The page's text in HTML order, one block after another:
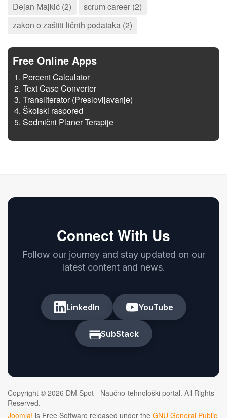
Dejan Majkić (2)
scrum career (2)
zakon o zaštiti ličnih podataka (2)
Free Online Apps
Percent Calculator
Text Case Converter
Transliterator (Preslovljavanje)
Školski raspored
Sedmični Planer Terapije
Connect With Us
Follow our journey and stay updated on our
latest content and news.
LinkedIn YouTube
SubStack
Copyright © 2026 DM Spot - Naučno-tehnološki portal. All Rights
Reserved.
Joomla! is Free Software released under the GNU General Public